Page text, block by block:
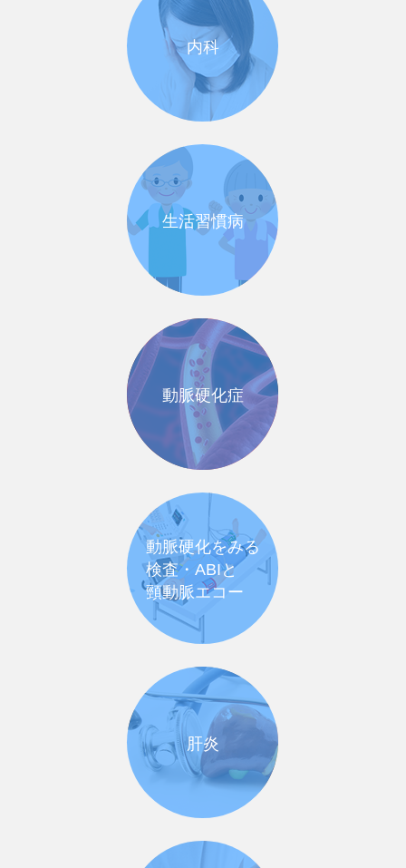
内科
生活習慣病
動脈硬化症
動脈硬化をみる
検査・ABIと
頸動脈エコー
肝炎